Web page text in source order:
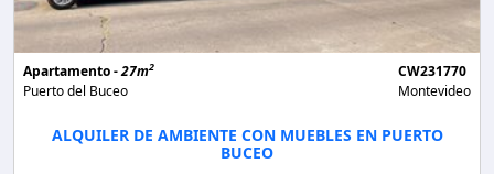
Apartamento -27m2
Puerto del Buceo
CW231770
Montevideo
ALQUILER DE AMBIENTE CON MUEBLES EN PUERTO
BUCEO